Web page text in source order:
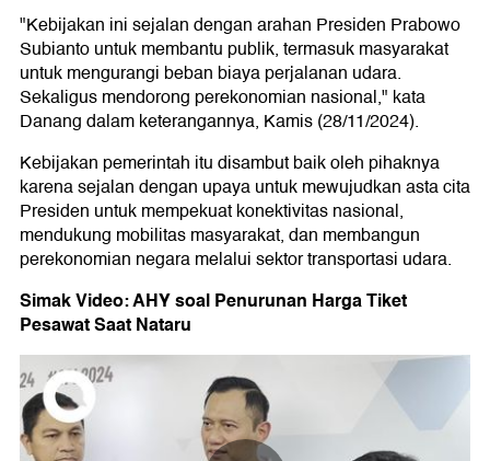
"Kebijakan ini sejalan dengan arahan Presiden Prabowo
Subianto untuk membantu publik, termasuk masyarakat
untuk mengurangi beban biaya perjalanan udara.
Sekaligus mendorong perekonomian nasional," kata
Danang dalam keterangannya, Kamis (28/11/2024).
Kebijakan pemerintah itu disambut baik oleh pihaknya
karena sejalan dengan upaya untuk mewujudkan asta cita
Presiden untuk mempekuat konektivitas nasional,
mendukung mobilitas masyarakat, dan membangun
perekonomian negara melalui sektor transportasi udara.
Simak Video: AHY soal Penurunan Harga Tiket
Pesawat Saat Nataru